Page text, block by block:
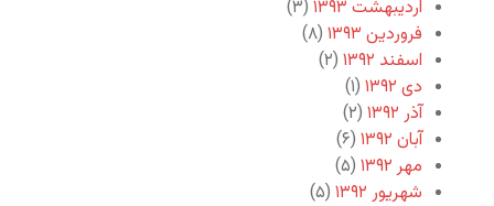
اردیبهشت ۱۳۹۳
(۳)
فروردین ۱۳۹۳
(۸)
اسفند ۱۳۹۲
(۲)
دی ۱۳۹۲
(۱)
آذر ۱۳۹۲
(۲)
آبان ۱۳۹۲
(۶)
مهر ۱۳۹۲
(۵)
شهریور ۱۳۹۲
(۵)